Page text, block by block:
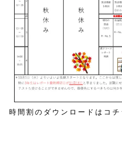
時間割のダウンロードはコチ